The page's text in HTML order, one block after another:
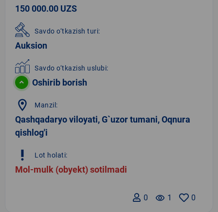
150 000.00 UZS
Savdo o‘tkazish turi:
Auksion
Savdo o‘tkazish uslubi:
Oshirib borish
location_on Manzil:
Qashqadaryo viloyati, G`uzor tumani, Oqnura
qishlog'i
priority_high Lot holati:
Mol-mulk (obyekt) sotilmadi
0
remove_red_eye 1
0